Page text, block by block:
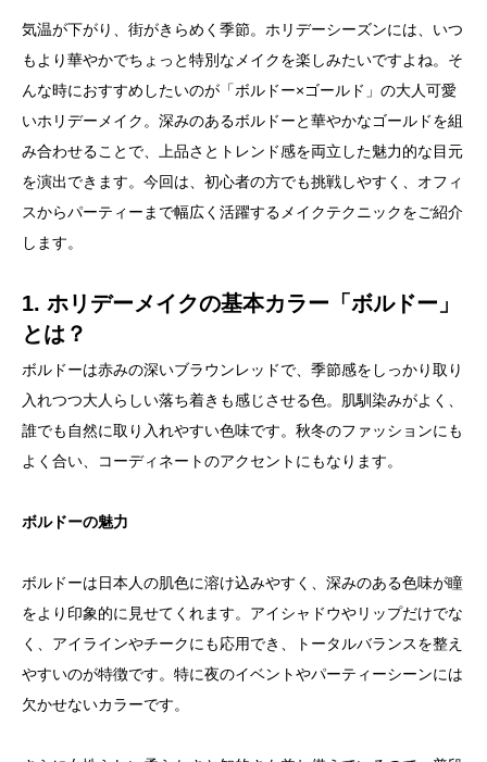
気温が下がり、街がきらめく季節。ホリデーシーズンには、いつ
もより華やかでちょっと特別なメイクを楽しみたいですよね。そ
んな時におすすめしたいのが「ボルドー×ゴールド」の大人可愛
いホリデーメイク。深みのあるボルドーと華やかなゴールドを組
み合わせることで、上品さとトレンド感を両立した魅力的な目元
を演出できます。今回は、初心者の方でも挑戦しやすく、オフィ
スからパーティーまで幅広く活躍するメイクテクニックをご紹介
します。
1. ホリデーメイクの基本カラー「ボルドー」
とは？
ボルドーは赤みの深いブラウンレッドで、季節感をしっかり取り
入れつつ大人らしい落ち着きも感じさせる色。肌馴染みがよく、
誰でも自然に取り入れやすい色味です。秋冬のファッションにも
よく合い、コーディネートのアクセントにもなります。
ボルドーの魅力
ボルドーは日本人の肌色に溶け込みやすく、深みのある色味が瞳
をより印象的に見せてくれます。アイシャドウやリップだけでな
く、アイラインやチークにも応用でき、トータルバランスを整え
やすいのが特徴です。特に夜のイベントやパーティーシーンには
欠かせないカラーです。